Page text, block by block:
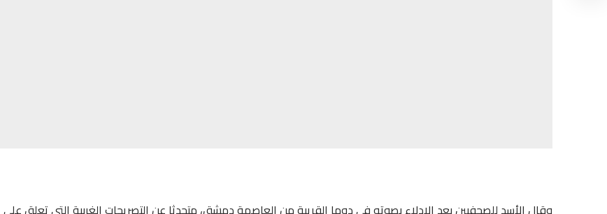
وقال الأسد للصحفيين بعد الإدلاء بصوته في دوما القريبة من العاصمة دمشق، متحدثا عن التصريحات الغربية التي تعلق على